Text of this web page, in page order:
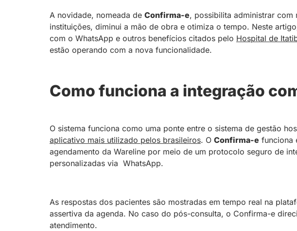
A novidade, nomeada de Confirma-e, possibilita administrar com
instituições, diminui a mão de obra e otimiza o tempo. Neste
com o WhatsApp e outros benefícios citados pelo Hospital de
estão operando com a nova funcionalidade.
Como funciona a integração
O sistema funciona como uma ponte entre o sistema de gestão
aplicativo mais utilizado pelos brasileiros. O Confirma-e funciona
agendamento da Wareline por meio de um protocolo seguro de
personalizadas via WhatsApp.
As respostas dos pacientes são mostradas em tempo real na
assertiva da agenda. No caso do pós-consulta, o Confirma-e
atendimento.